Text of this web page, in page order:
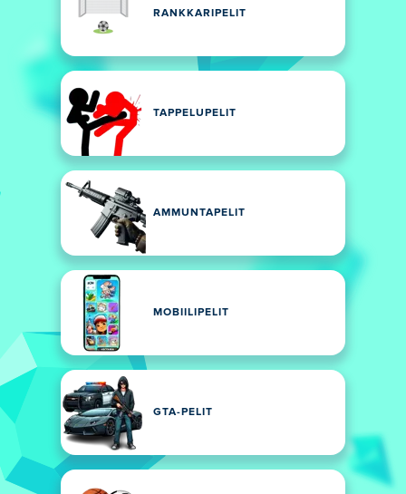
RANKKARIPELIT
TAPPELUPELIT
AMMUNTAPELIT
MOBIILIPELIT
GTA-PELIT